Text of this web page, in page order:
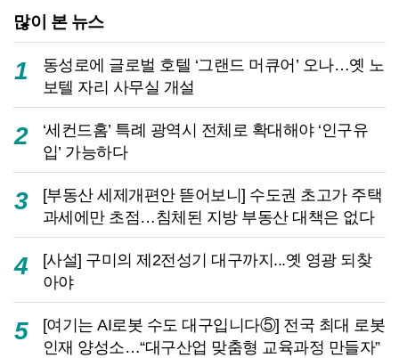
많이 본 뉴스
1
동성로에 글로벌 호텔 ‘그랜드 머큐어’ 오나…옛 노
보텔 자리 사무실 개설
2
‘세컨드홈’ 특례 광역시 전체로 확대해야 ‘인구유
입’ 가능하다
3
[부동산 세제개편안 뜯어보니] 수도권 초고가 주택
과세에만 초점…침체된 지방 부동산 대책은 없다
4
[사설] 구미의 제2전성기 대구까지...옛 영광 되찾
아야
5
[여기는 AI로봇 수도 대구입니다⑤] 전국 최대 로봇
인재 양성소…“대구산업 맞춤형 교육과정 만들자”